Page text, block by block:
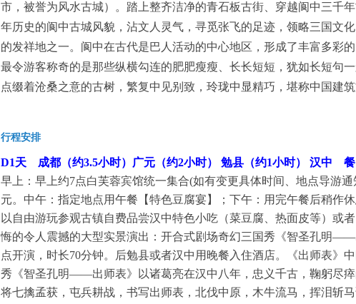
市，被誉为风水古城）。踏上整齐洁净的青石板古街、穿越阆中三千
年历史的阆中古城风貌，沾文人灵气，寻觅张飞的足迹，领略三国文
的发祥地之一。阆中在古代是巴人活动的中心地区，形成了丰富多彩
最令游客称奇的是那些纵横勾连的肥肥瘦瘦、长长短短，犹如长短句
点缀着沧桑之意的古树，繁复中见别致，玲珑中显精巧，堪称中国建筑
行程安排
D1天 成都（约3.5小时）广元（约2小时） 勉县（约1小时） 汉中
早上：早上约7点白芙蓉宾馆统一集合(如有变更具体时间、地点导游
元。 中午：指定地点用午餐【特色豆腐宴】； 下午：用完午餐后稍作
以自由游玩参观古镇自费品尝汉中特色小吃（菜豆腐、热面皮等）或
悔的令人震撼的大型实景演出：开合式剧场奇幻三国秀《智圣孔明
点开演，时长70分钟。后勉县或者汉中用晚餐入住酒店。
《出师表》
秀《智圣孔明——出师表》以诸葛亮在汉中八年，忠义千古，鞠躬尽
将七擒孟获，屯兵耕战，书写出师表，北伐中原，木牛流马，挥泪斩